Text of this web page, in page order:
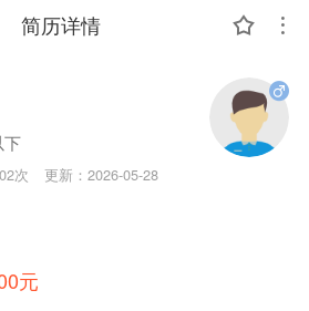
简历详情
下
次 更新： 2026-05-28
元